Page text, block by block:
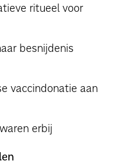
ritueel voor
besnijdenis
vaccindonatie aan
erbij